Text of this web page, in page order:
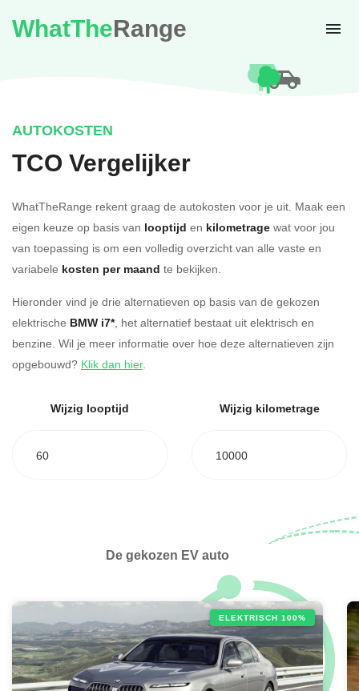
WhatTheRange
AUTOKOSTEN
TCO Vergelijker
WhatTheRange rekent graag de autokosten voor je uit. Maak een
eigen keuze op basis van looptijd en kilometrage wat voor jou
van toepassing is om een volledig overzicht van alle vaste en
variabele kosten per maand te bekijken.
Hieronder vind je drie alternatieven op basis van de gekozen
elektrische BMW i7*, het alternatief bestaat uit elektrisch en
benzine. Wil je meer informatie over hoe deze alternatieven zijn
opgebouwd? Klik dan hier.
Wijzig looptijd
60
Wijzig kilometrage
10000
De gekozen EV auto
ELEKTRISCH 100%